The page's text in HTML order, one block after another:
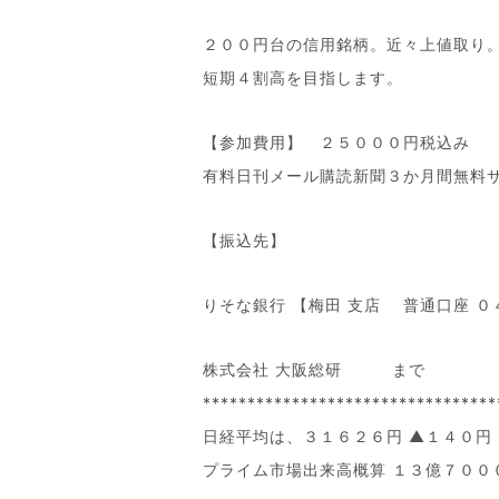
２００円台の信用銘柄。近々上値取り。
短期４割高を目指します。
【参加費用】 ２５０００円税込み
有料日刊メール購読新聞３か月間無料
【振込先】
りそな銀行 【梅田 支店 普通口座 ０
株式会社 大阪総研 まで
日経平均は、３１６２６円 ▲１４０円
プライム市場出来高概算 １３億７００